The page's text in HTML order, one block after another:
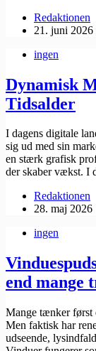
Redaktionen
21. juni 2026
ingen
Dynamisk
Tidsalder
I dagens digitale
sig ud med sin
en stærk grafisk
der skaber vækst. I
Redaktionen
28. maj 2026
ingen
end mange
Mange tænker først
Men faktisk har
udseende,